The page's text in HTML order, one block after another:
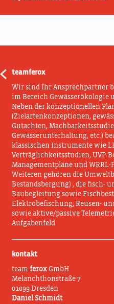
Beitragsnavigation
teamferox
Wir sind Ihr Ansprechpartner
im Bereich Gewässerökologie
Neben der konzeptionellen
(Zielartenkonzeptionen,
Gutachten,
Gewässerunterhaltung, etc.)
klassischen Instrumente wie
Verträglichkeitsstudien, UVP-
Managementpläne und WRRL-
Weiteren gehören die
Bestandsbergung) , die fisch-
Baubegleitung sowie
Elektrobefischung, Reusen-
sowie aktive/passive
Aufgabenfeld.
kontakt
team ferox GmbH
Melanchthonstraße 7
01099 Dresden
Daniel Schmidt